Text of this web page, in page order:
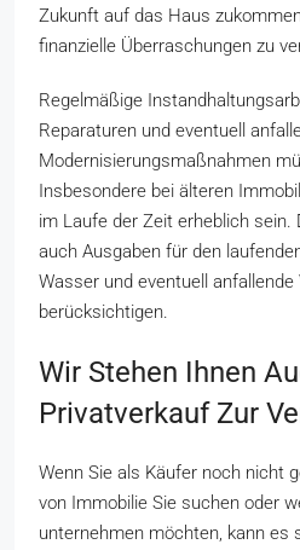
Zukunft auf das Haus
finanzielle Überraschungen zu
Regelmäßige
Reparaturen und eventuell
Modernisierungsmaßnahmen
Insbesondere bei älteren
im Laufe der Zeit erheblich sein.
auch Ausgaben für den
Wasser und eventuell anfallende
berücksichtigen.
Wir Stehen Ihnen
Privatverkauf Zur
Wenn Sie als Käufer noch nicht
von Immobilie Sie suchen oder
unternehmen möchten, kann es